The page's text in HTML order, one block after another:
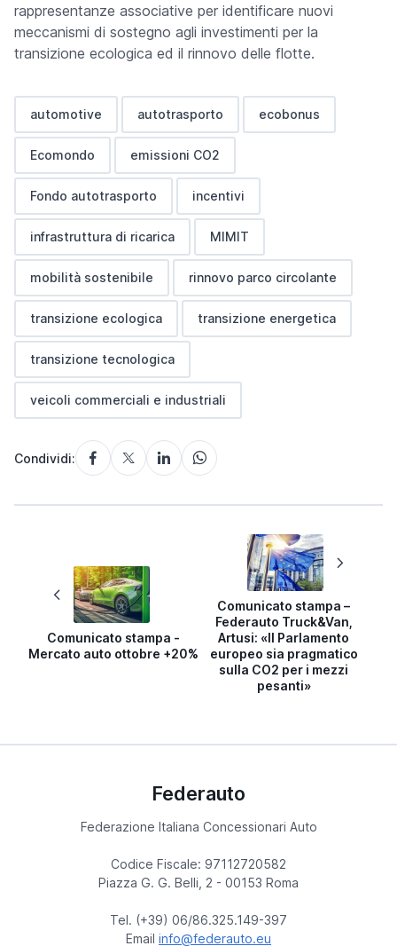
rappresentanze associative per identificare nuovi
meccanismi di sostegno agli investimenti per la
transizione ecologica ed il rinnovo delle flotte.
automotive autotrasporto ecobonus
Ecomondo emissioni CO2
Fondo autotrasporto incentivi
infrastruttura di ricarica MIMIT
mobilità sostenibile rinnovo parco circolante
transizione ecologica transizione energetica
transizione tecnologica
veicoli commerciali e industriali
Condividi:
Comunicato stampa -
Mercato auto ottobre +20%
Comunicato stampa –
Federauto Truck&Van,
Artusi: «Il Parlamento
europeo sia pragmatico
sulla CO2 per i mezzi
pesanti»
Federauto
Federazione Italiana Concessionari Auto
Codice Fiscale: 97112720582
Piazza G. G. Belli, 2 - 00153 Roma
Tel. (+39) 06/86.325.149-397
Email info@federauto.eu